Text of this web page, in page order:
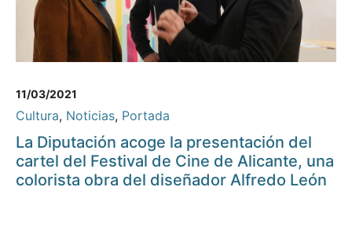
11/03/2021
Cultura, Noticias, Portada
La Diputación acoge la presentación del
cartel del Festival de Cine de Alicante, una
colorista obra del diseñador Alfredo León